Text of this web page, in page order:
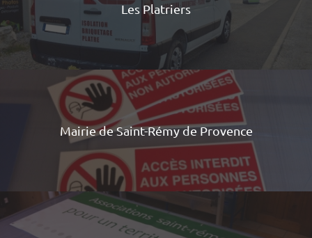
Les Platriers
Mairie de Saint-Rémy de Provence